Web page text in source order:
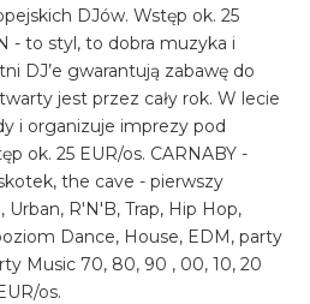
DJów. Wstęp ok. 25
- to styl, to dobra muzyka i
DJ’e gwarantują zabawę do
jest przez cały rok. W lecie
i organizuje imprezy pod
ok. 25 EUR/os. CARNABY -
the cave - pierwszy
R'N'B, Trap, Hip Hop,
Dance, House, EDM, party
Music 70, 80, 90 , 00, 10, 20
os.